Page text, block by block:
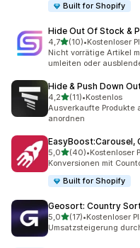
Built for Shopify
Hide Out Of Stock &
4,7von 5 Sternen
(10)
10 Rezensionen
•Kostenloser
Nicht vorrätige Artikel
umleiten oder
Hide & Push Down
4,2von 5 Sternen
(11)
11 Rezensionen
•Kostenlos
Ausverkaufte Produkte
anordnen
EasyBoost:Carousel,
5,0von 5 Sternen
(40)
40 Rezensionen
•Kostenloser
Konversionen mit
Built for Shopify
Geosort: Country
5,0von 5 Sternen
(17)
17 Rezensionen
•Kostenloser
Umsatzsteigerung